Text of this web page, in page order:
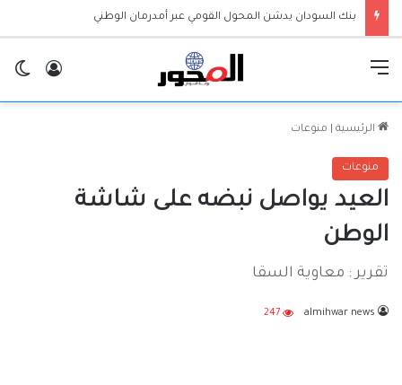
بنك السودان يدشن المحول القومي عبر أمدرمان الوطني
الرئيسية منوعات
منوعات
العيد يواصل نبضه على شاشة
الوطن
تقرير : معاوية السقا
almihwar news
247